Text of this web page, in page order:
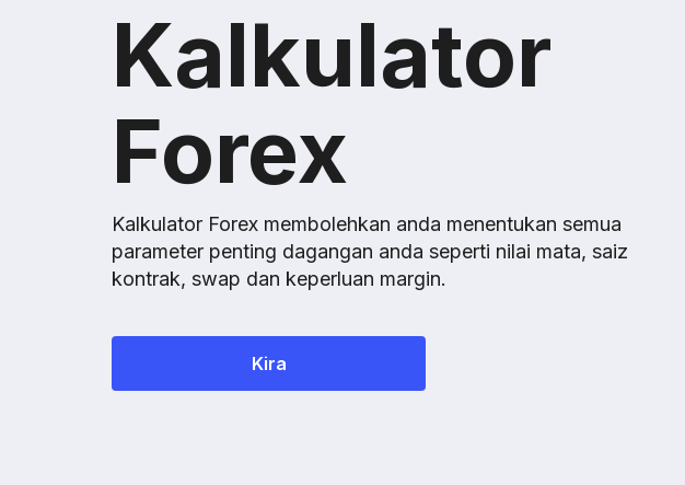
Kalkulator
Forex
Kalkulator Forex membolehkan anda menentukan semua
parameter penting dagangan anda seperti nilai mata, saiz
kontrak, swap dan keperluan margin.
Kira